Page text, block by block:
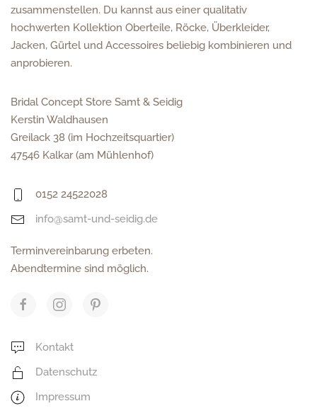
zusammenstellen. Du kannst aus einer qualitativ
hochwerten Kollektion Oberteile, Röcke, Überkleider,
Jacken, Gürtel und Accessoires beliebig kombinieren und
anprobieren.
Bridal Concept Store Samt & Seidig
Kerstin Waldhausen
Greilack 38 (im Hochzeitsquartier)
47546 Kalkar (am Mühlenhof)
0152 24522028
info@samt-und-seidig.de
Terminvereinbarung erbeten.
Abendtermine sind möglich.
Kontakt
Datenschutz
Impressum